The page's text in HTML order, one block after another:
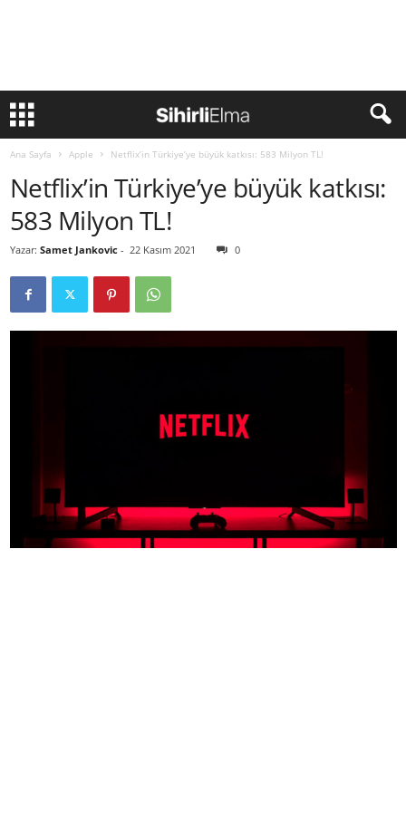
Ana Sayfa Apple Netflix’in Türkiye’ye büyük katkısı: 583 Milyon TL!
Netflix’in Türkiye’ye büyük katkısı:
583 Milyon TL!
Yazar: Samet Jankovic - 22 Kasım 2021 0